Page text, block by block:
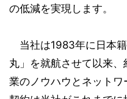
の低減を実現します。
当社は1983年に日本
丸」を就航させて以来
業のノウハウとネット